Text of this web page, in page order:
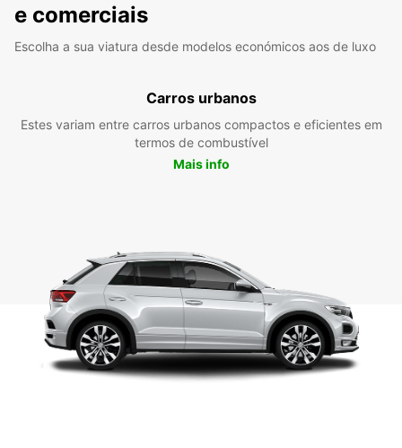
e comerciais
Escolha a sua viatura desde modelos económicos aos de luxo
Carros urbanos
Estes variam entre carros urbanos compactos e eficientes em
termos de combustível
Mais info